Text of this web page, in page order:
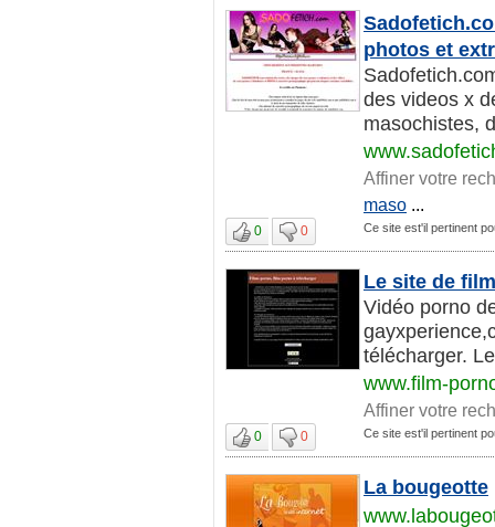
photos et
des videos x
masochistes,
Affiner votre
maso ...
0 0 Ce site est'il pertinent
Le site de
Vidéo porno
télécharger.
www.film-
Affiner votre
0 0 Ce site est'il pertinent
La bougeotte